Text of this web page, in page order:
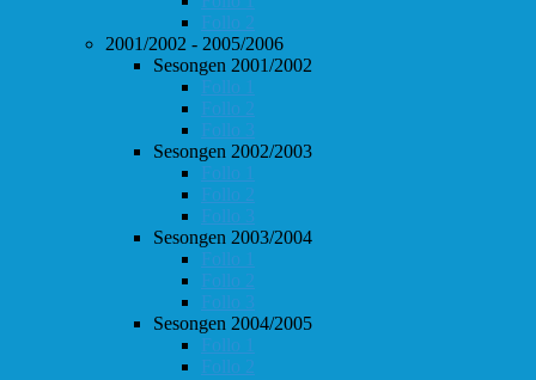
Follo 2
2001/2002 - 2005/2006
Sesongen 2001/2002
Follo 1
Follo 2
Follo 3
Sesongen 2002/2003
Follo 1
Follo 2
Follo 3
Sesongen 2003/2004
Follo 1
Follo 2
Follo 3
Sesongen 2004/2005
Follo 1
Follo 2